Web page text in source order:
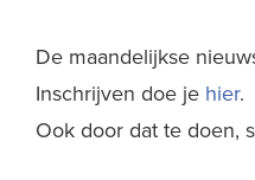
De maandelijkse
Inschrijven doe je hier.
Ook door dat te doen,